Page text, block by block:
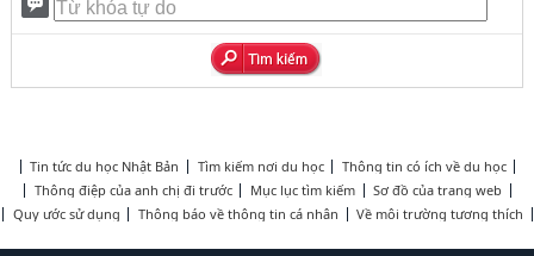
Tin tức du học Nhật Bản Tìm kiếm nơi du học
Thông tin có ích về du học
Thông điệp của anh chị đi trước
Mục lục tìm kiếm
Sơ đồ của trang web
Quy ước sử dụng
Thông báo về thông tin cá nhân Về môi trường tương thích